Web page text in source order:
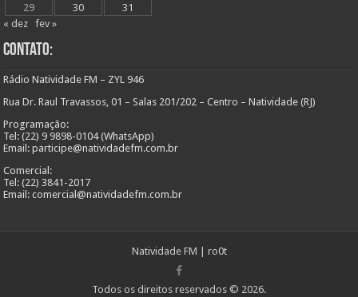
29
30
31
« dez
fev »
Contato:
Rádio Natividade FM – ZYL 946
Rua Dr. Raul Travassos, 01 – Salas 201/202 – Centro – Natividade (RJ)
Programação:
Tel: (22) 9 9898-0104 (WhatsApp)
Email: participe@natividadefm.com.br
Comercial:
Tel: (22) 3841-2017
Email: comercial@natividadefm.com.br
Natividade FM ro0t
Todos os direitos reservados © 2026.